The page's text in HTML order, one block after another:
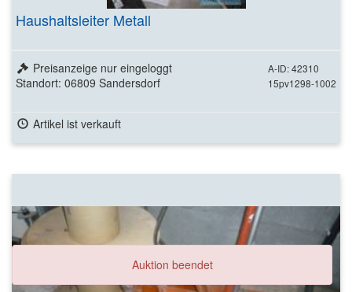
Haushaltsleiter Metall
A-ID: 42310
15pv1298-1002
Preisanzeige nur eingeloggt
Standort: 06809 Sandersdorf
Artikel ist verkauft
Auktion beendet